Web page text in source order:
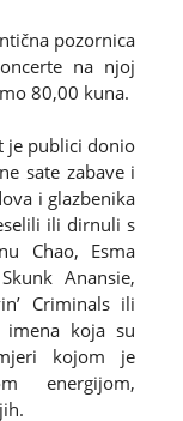
pozornica
na njoj
80,00 kuna.
je publici donio
sate zabave i
i glazbenika
ili dirnuli s
Chao, Esma
Anansie,
Criminals ili
imena koja su
kojom je
energijom,